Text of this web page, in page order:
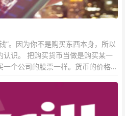
”。因为你不是购买东西本身，所以
识。 把购买货币当做是购买某一
个公司的股票一样。货币的价格直